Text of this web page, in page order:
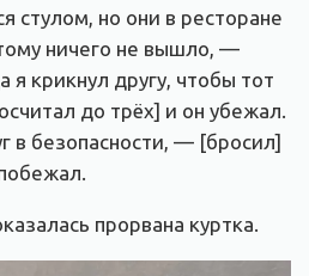
стулом, но они в ресторане
ничего не вышло, —
я крикнул другу, чтобы тот
до трёх] и он убежал.
в безопасности, — [бросил]
прорвана куртка.